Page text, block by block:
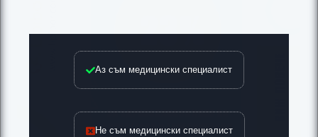
Аз съм медицински специалист
Не съм медицински специалист